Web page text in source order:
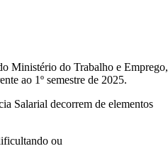
Ministério do Trabalho e Emprego,
ao 1º semestre de 2025.
Salarial decorrem de elementos
ou